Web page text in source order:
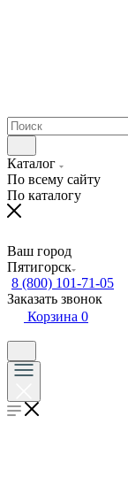
Каталог
По всему сайту
По каталогу
Ваш город
Пятигорск
8 (800) 101-71-05
Заказать звонок
Корзина 0